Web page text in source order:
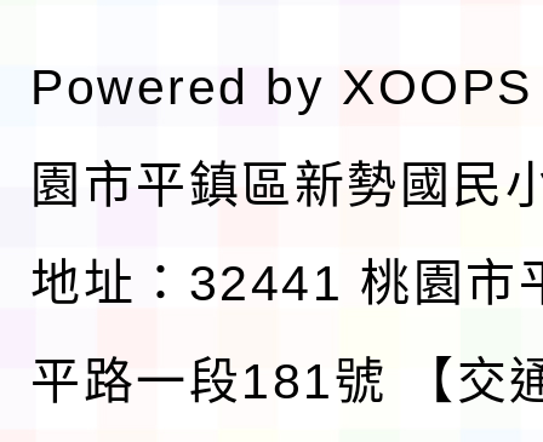
Powered by XOOPS
園市平鎮區新勢國民
地址：32441 桃園市
平路一段181號
【交